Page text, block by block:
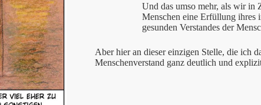
Und das umso mehr, als wir in
Menschen eine Erfüllung ihres
gesunden Verstandes der
Aber hier an dieser einzigen Stelle, die ich
Menschenverstand ganz deutlich und